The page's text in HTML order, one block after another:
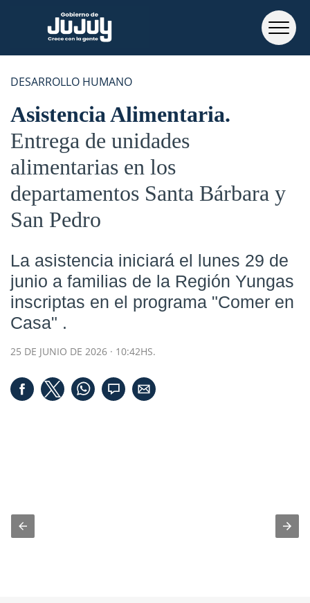
DESARROLLO HUMANO
Asistencia Alimentaria
Entrega de unidades
alimentarias en los
departamentos Santa Bárbara y
San Pedro
La asistencia iniciará el lunes 29 de
junio a familias de la Región Yungas
inscriptas en el programa "Comer en
Casa" .
25 DE JUNIO DE 2026 · 10:42HS.